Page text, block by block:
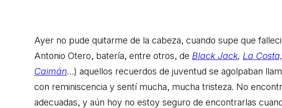
Ayer no pude quitarme de la cabeza, cuando supe que
Antonio Otero, batería, entre otros, de Black Jack, La Costa,
Caimán…) aquellos recuerdos de juventud se agolpaban
con reminiscencia y sentí mucha, mucha tristeza. No
adecuadas, y aún hoy no estoy seguro de encontrarlas